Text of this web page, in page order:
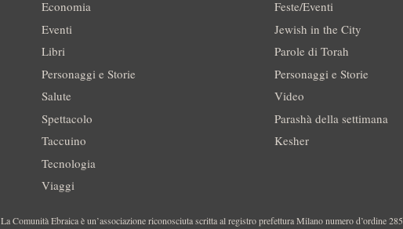
Economia
Eventi
Libri
Personaggi e Storie
Salute
Spettacolo
Taccuino
Tecnologia
Viaggi
Feste/Eventi
Jewish in the City
Parole di Torah
Personaggi e Storie
Video
Parashà della settimana
Kesher
La Comunità Ebraica è un’associazione riconosciuta scritta al registro prefettura Milano numero d’ordine 285